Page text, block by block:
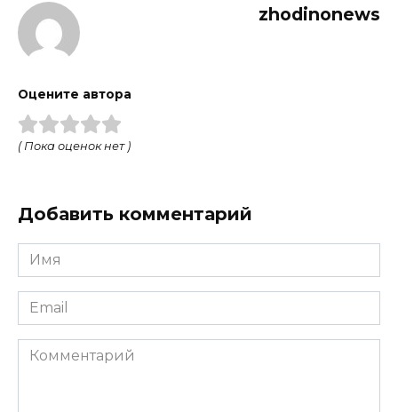
zhodinonews
Оцените автора
( Пока оценок нет )
Добавить комментарий
Имя
*
Email
*
Комментарий